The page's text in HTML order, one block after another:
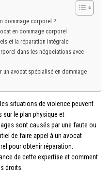
dommage corporel ?
en dommage corporel
et la réparation intégrale
dans les négociations avec
avocat spécialisé en dommage
situations de violence peuvent
sur le plan physique et
sont causés par une faute ou
de faire appel à un avocat
pour obtenir réparation.
de cette expertise et comment
droits.